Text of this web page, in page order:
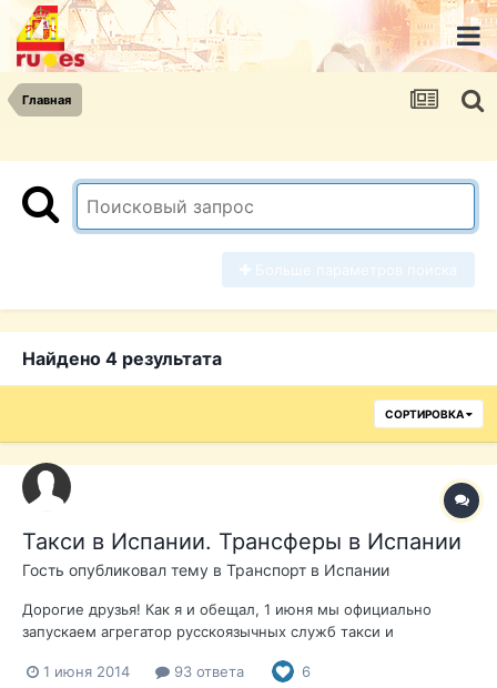
Главная
Найдено 4 результата
СОРТИРОВКА
Такси в Испании. Трансферы в Испании
Гость опубликовал тему в Транспорт в Испании
Дорогие друзья! Как я и обещал, 1 июня мы официально
запускаем агрегатор русскоязычных служб такси и
места, русскоязычное обслуживание, бесплатные детские
1 июня 2014 93 ответа 6